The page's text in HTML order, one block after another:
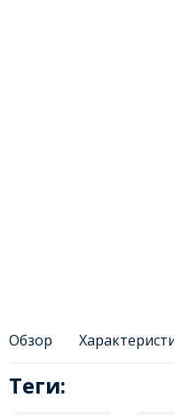
Обзор
Теги: